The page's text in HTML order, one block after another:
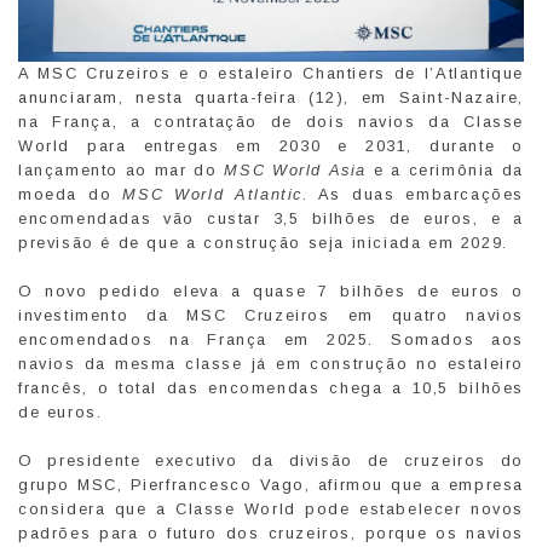
A MSC Cruzeiros e o estaleiro Chantiers de l’Atlantique
anunciaram, nesta quarta-feira (12), em Saint-Nazaire,
na França, a contratação de dois navios da Classe
World para entregas em 2030 e 2031, durante o
lançamento ao mar doMSC World Asia e a cerimônia da
moeda doMSC World Atlantic. As duas embarcações
encomendadas vão custar 3,5 bilhões de euros, e a
previsão é de que a construção seja iniciada em 2029.
O novo pedido eleva a quase 7 bilhões de euros o
investimento da MSC Cruzeiros em quatro navios
encomendados na França em 2025. Somados aos
navios da mesma classe já em construção no estaleiro
francês, o total das encomendas chega a 10,5 bilhões
de euros.
O presidente executivo da divisão de cruzeiros do
grupo MSC, Pierfrancesco Vago, afirmou que a empresa
considera que a Classe World pode estabelecer novos
padrões para o futuro dos cruzeiros, porque os navios